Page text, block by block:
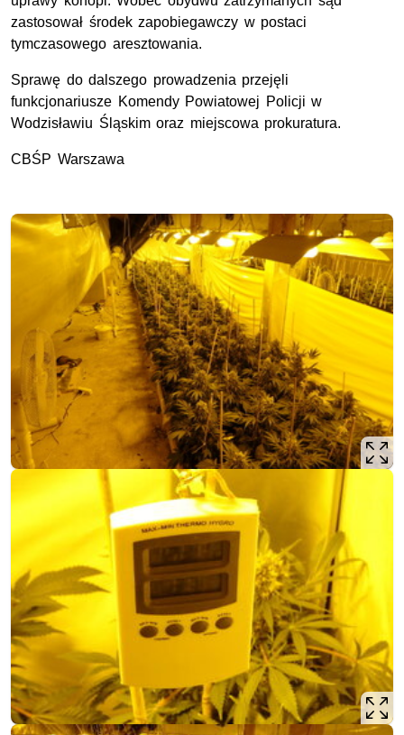
zastosował środek zapobiegawczy w postaci
tymczasowego aresztowania.
Sprawę do dalszego prowadzenia przejęli
funkcjonariusze Komendy Powiatowej Policji w
Wodzisławiu Śląskim oraz miejscowa prokuratura.
CBŚP Warszawa